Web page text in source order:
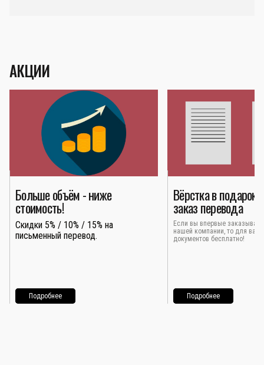
АКЦИИ
Больше объём - ниже
стоимость!
Скидки 5% / 10% / 15% на
письменный перевод.
Подробнее
Вёрстка в подарок
заказ перевода
Если вы впервые
нашей компании, то для вас
документов бесплатно!
Подробнее